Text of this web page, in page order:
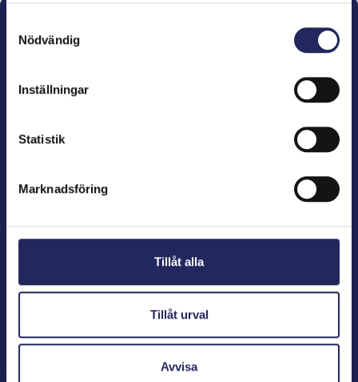
Nödvändig
Inställningar
Statistik
Marknadsföring
Tillåt alla
Tillåt urval
Avvisa
kulturens väktare och utgivare av marin litteratur.
Bölegatan 2
00240 Helsingfors
Kontaktinformation
Ge en gåva